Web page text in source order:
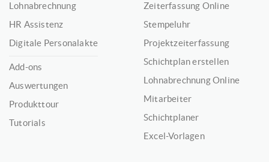
Lohnabrechnung
HR Assistenz
Digitale Personalakte
Add-ons
Auswertungen
Produkttour
Tutorials
Zeiterfassung Online
Stempeluhr
Projektzeiterfassung
Schichtplan erstellen
Lohnabrechnung Online
Mitarbeiter
Schichtplaner
Excel-Vorlagen